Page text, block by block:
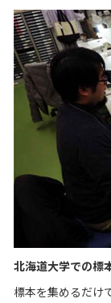
北海道大学での標
標本を集めるだけ